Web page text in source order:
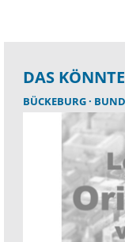
DAS
BÜCKEBURG